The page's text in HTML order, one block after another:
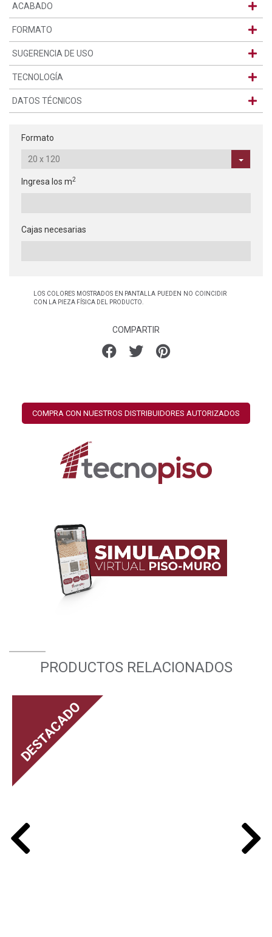
ACABADO
FORMATO
SUGERENCIA DE USO
TECNOLOGÍA
DATOS TÉCNICOS
Formato
Ingresa los m2
Cajas necesarias
LOS COLORES MOSTRADOS EN PANTALLA PUEDEN NO COINCIDIR
CON LA PIEZA FÍSICA DEL PRODUCTO.
COMPARTIR
COMPRA CON NUESTROS DISTRIBUIDORES AUTORIZADOS
PRODUCTOS RELACIONADOS
DESTACADO